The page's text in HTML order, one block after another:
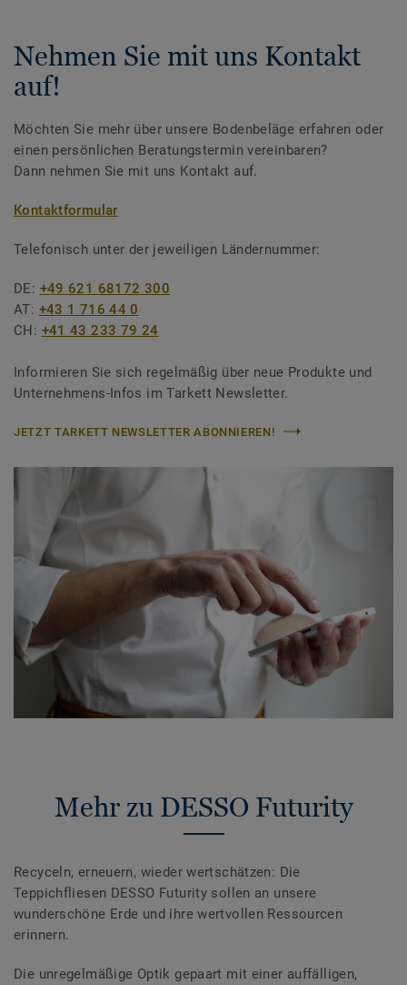
Nehmen Sie mit uns Kontakt
auf!
Möchten Sie mehr über unsere Bodenbeläge erfahren oder
einen persönlichen Beratungstermin vereinbaren?
Dann nehmen Sie mit uns Kontakt auf.
Kontaktformular
Telefonisch unter der jeweiligen Ländernummer:
DE: +49 621 68172 300
AT: +43 1 716 44 0
CH: +41 43 233 79 24
Informieren Sie sich regelmäßig über neue Produkte und
Unternehmens-Infos im Tarkett Newsletter.
JETZT TARKETT NEWSLETTER ABONNIEREN!
Mehr zu DESSO Futurity
Recyceln, erneuern, wieder wertschätzen: Die
Teppichfliesen DESSO Futurity sollen an unsere
wunderschöne Erde und ihre wertvollen Ressourcen
erinnern.
Die unregelmäßige Optik gepaart mit einer auffälligen,